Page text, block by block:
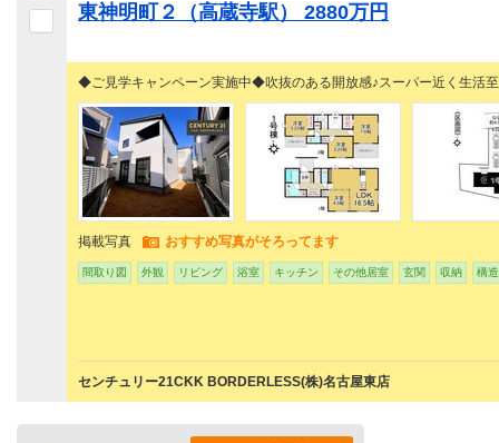
東神明町２（高蔵寺駅） 2880万円
◆ご見学キャンペーン実施中◆吹抜のある開放感♪スーパー近く生
掲載写真 おすすめ写真がそろってます
間取り図 外観 リビング 浴室 キッチン その他居室 玄関 収納 構
センチュリー21CKK BORDERLESS(株)名古屋東店